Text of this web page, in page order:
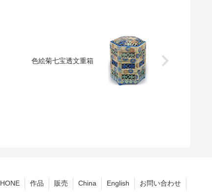
色絵菊七宝透文重箱
HONE 作品 販売 China English お問い合わせ